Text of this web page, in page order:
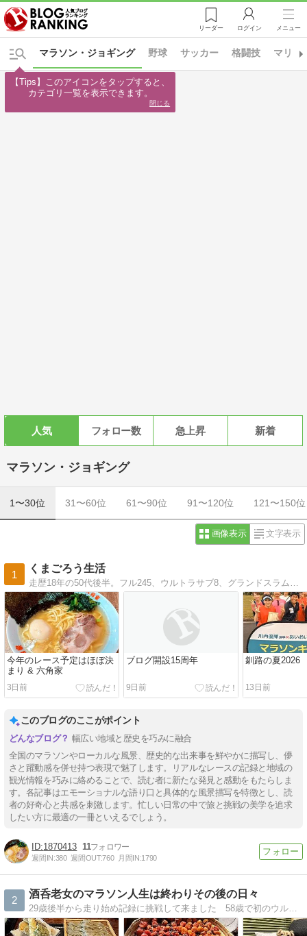
リーダー ログイン メニュー
野球 サッカー 格闘技 マリン
マラソン・ジョギング
人気 フォロー数 急上昇 新着
マラソン・ジョギング
1〜30位 31〜60位 61〜90位 91〜120位 121〜150位
画像表示 文字表示
1
くまごろう生活
今年のレース予定はほぼ決
まり & 六角家
3日前
ブログ開設15周年
9日前
釧路の夏2026
13日前
このブログのここがポイント
幅広い地域と歴史を巧みに融合
全国のマラソンやローカルな風景、歴史的な出来事を鮮やかに描写し、儚
さと躍動感を併せ持つ表現で魅了します。リアルなレースの記録と地域の
観光情報を巧みに絡めることで、読む者に新たな発見と感動をもたらしま
す。各記事はエモーショナルな語り口と具体的な風景描写を特徴とし、読
者の好奇心と共感を刺激します。忙しい日常の中で旅と挑戦の美学を追求
したい方に最適の一冊といえるでしょう。
1870413 11
週間IN:380 週間OUT:760 月間IN:1790
2
酒呑老女のマラソン人生は終わりその後の日々
29歳後半から走り始め記録に挑戦して来ました 58歳で初のウルトラマラソンを完走しましたが60歳を過ぎると身体のアチコチにガタが来てマラソン人生は40年間で終わりましたがこれからも何事にも挑戦して日々を楽しく過ごしたいです♪
【Tips】このアイコンをタップすると、
カテゴリ一覧を表示できます。
閉じる